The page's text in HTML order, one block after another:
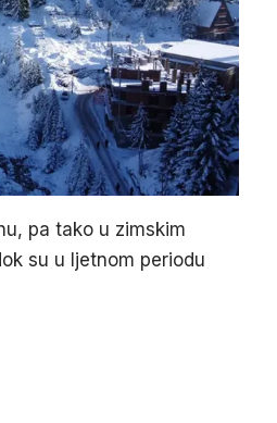
pa tako u zimskim
su u ljetnom periodu